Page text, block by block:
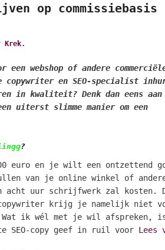
op commissiebasis
Krek.
een webshop of andere
en SEO-specialist
in kwaliteit? Denk dan eens
uiterst slimme manier om een
?
euro en je wilt een ontzettend
van je online winkel of
acht uur schrijfwerk zal kosten.
krijg je namelijk niet
ik wél met je wil afspreken,
SEO-copy geef in ruil voor Lees